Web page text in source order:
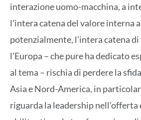
interazione uomo-macchina, a
l’intera catena del valore interna
potenzialmente, l’intera catena
l’Europa – che pure ha dedicato
al tema – rischia di perdere la
Asia e Nord-America, in
riguarda la leadership